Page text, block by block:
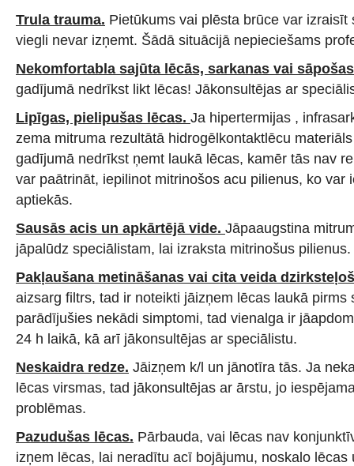
Trula trauma. Pietūkums vai plēsta brūce var
viegli nevar izņemt. Šādā situācijā nepieciešams
Nekomfortabla sajūta lēcās, sarkanas vai
gadījumā nedrīkst likt lēcas! Jākonsultējas ar
Lipīgas, pielipušas lēcas. Ja hipertermijas ,
zema mitruma rezultātā hidrogēlkontaktlēcu
gadījumā nedrīkst ņemt laukā lēcas, kamēr tās nav
var paātrināt, iepilinot mitrinošos acu pilienus, ko var
aptiekās.
Sausās acis un apkārtējā vide. Jāpaaugstina
jāpalūdz speciālistam, lai izraksta mitrinošus pilienus.
Pakļaušana metināšanas vai cita veida
aizsarg filtrs, tad ir noteikti jāizņem lēcas laukā
parādījušies nekādi simptomi, tad vienalga ir
24 h laikā, kā arī jākonsultējas ar speciālistu.
Neskaidra redze. Jāizņem k/l un jānotīra tās. Ja
lēcas virsmas, tad jākonsultējas ar ārstu, jo
problēmas.
Pazudušas lēcas. Pārbauda, vai lēcas nav
izņem lēcas, lai neradītu acī bojājumu, noskalo lēcas